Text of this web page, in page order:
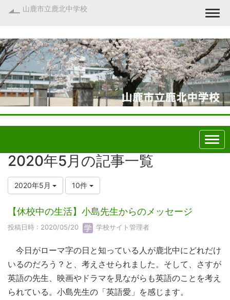
山鹿市立鹿北中学校
2020年5月の記事一覧
2020年5月 10件
【休校中の生活】小島先生からのメッセージ
投稿日時 : 2020/05/20 学校サイト管理者
今日がローマ字の日と知っている人が鹿北中にどれだけ
いるのだろう？と、考えさせられました。そして、さすが
英語の先生、映画やドラマを見ながらも英語のことを考え
られている。小島先生の「英語愛」を感じます。